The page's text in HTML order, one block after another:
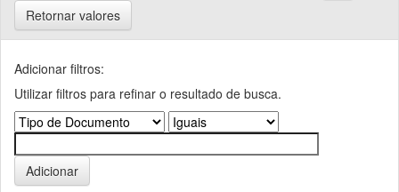
Retornar valores
Adicionar filtros:
Utilizar filtros para refinar o resultado de busca.